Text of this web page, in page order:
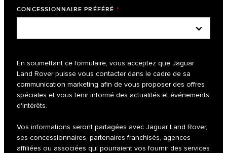
CONCESSIONNAIRE PRÉFÉRÉ *
En soumettant ce formulaire, vous acceptez que Jaguar
Land Rover puisse vous contacter dans le cadre de sa
communication marketing afin de vous proposer des offres
spéciales et vous tenir informé des actualités et événements
d'intérêts.
Vos informations seront partagées avec Jaguar Land Rover,
ses concessionnaires, partenaires franchisés, agences
affiliées ou associées qui pourraient vos fournir des services